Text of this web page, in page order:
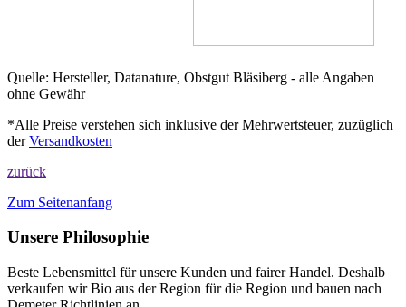
Quelle: Hersteller, Datanature, Obstgut Bläsiberg - alle Angaben
ohne Gewähr
*Alle Preise verstehen sich inklusive der Mehrwertsteuer, zuzüglich
derVersandkosten
zurück
Zum Seitenanfang
Unsere Philosophie
Beste Lebensmittel für unsere Kunden und fairer Handel. Deshalb
verkaufen wir Bio aus der Region für die Region und bauen nach